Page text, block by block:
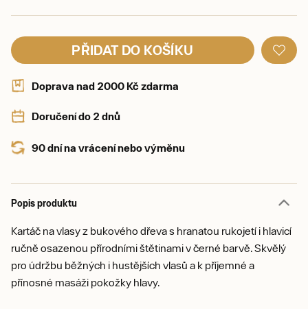
PŘIDAT DO KOŠÍKU
Doprava nad 2000 Kč zdarma
Doručení do 2 dnů
90 dní na vrácení nebo výměnu
Popis produktu
Kartáč na vlasy z bukového dřeva s hranatou rukojetí i hlavicí
ručně osazenou přírodními štětinami v černé barvě. Skvělý
pro údržbu běžných i hustějších vlasů a k příjemné a
přínosné masáži pokožky hlavy.